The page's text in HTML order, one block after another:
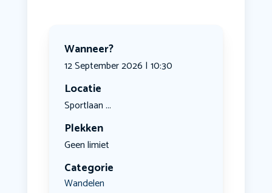
Wanneer?
12 September 2026 | 10:30
Locatie
Sportlaan ...
Plekken
Geen limiet
Categorie
Wandelen